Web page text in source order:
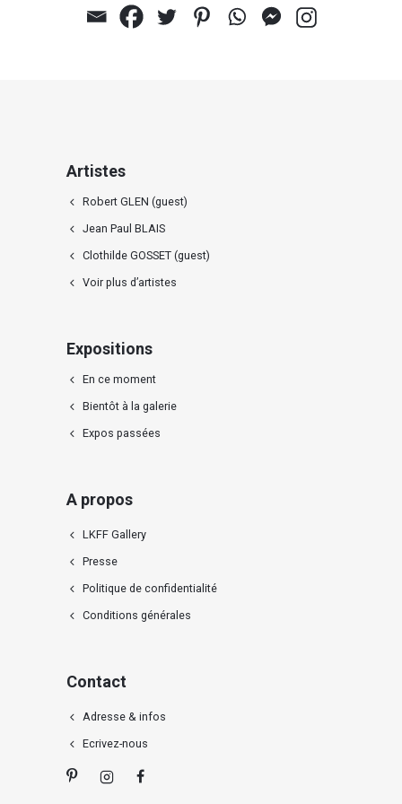
Artistes
Robert GLEN (guest)
Jean Paul BLAIS
Clothilde GOSSET (guest)
Voir plus d’artistes
Expositions
En ce moment
Bientôt à la galerie
Expos passées
A propos
LKFF Gallery
Presse
Politique de confidentialité
Conditions générales
Contact
Adresse & infos
Ecrivez-nous